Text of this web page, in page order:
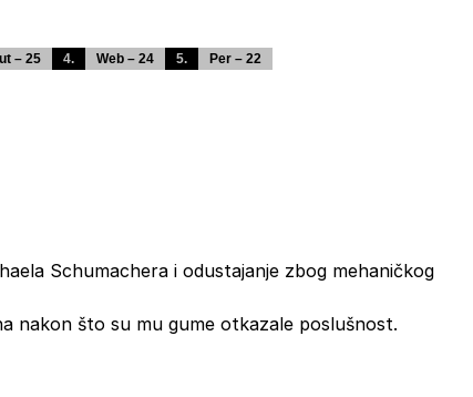
– 25 4. Web – 24 5. Per – 22
Schumachera i odustajanje zbog mehaničkog
nakon što su mu gume otkazale poslušnost.